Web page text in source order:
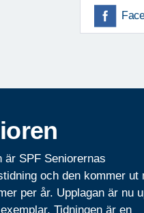
är SPF Seniorernas
och den kommer ut
per år. Upplagan är nu
Tidningen är en